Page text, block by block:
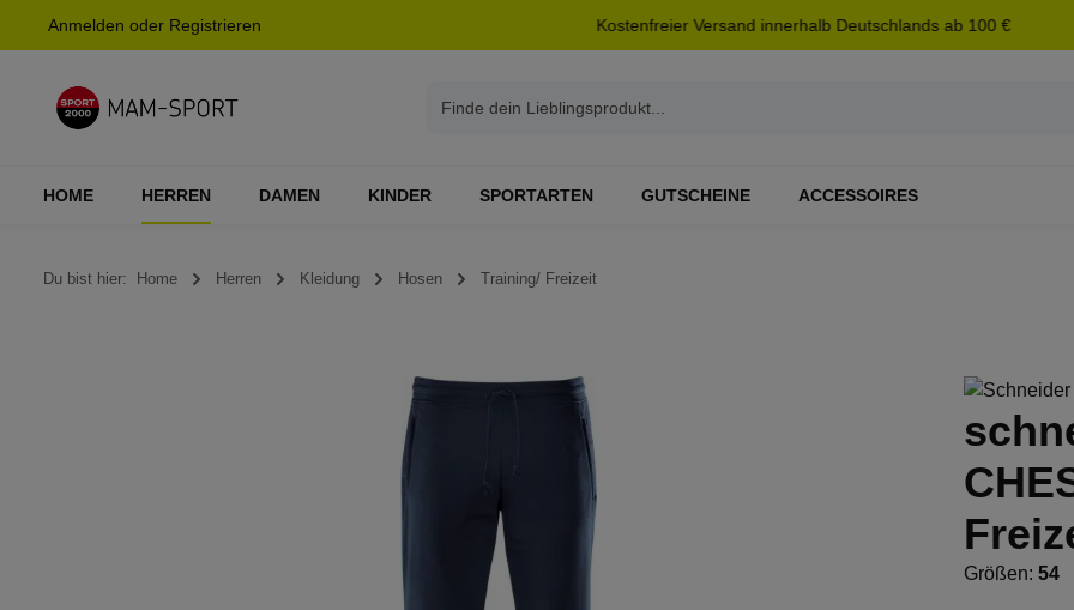
Zur Hauptnavigation springen
Anmelden oder Registrieren Kostenfreier Versand innerhalb Deutschlands ab 100 €
HOME HERREN DAMEN KINDER SPORTARTEN GUTSCHEINE ACCESSOIRES
Du bist hier: Home Herren Kleidung Hosen Training/ Freizeit
Größen: 54